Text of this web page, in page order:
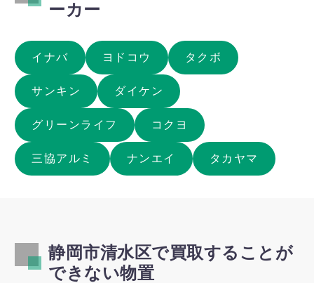
ーカー
イナバ ヨドコウ タクボ
サンキン ダイケン
グリーンライフ コクヨ
三協アルミ ナンエイ タカヤマ
静岡市清水区で買取することが
できない物置